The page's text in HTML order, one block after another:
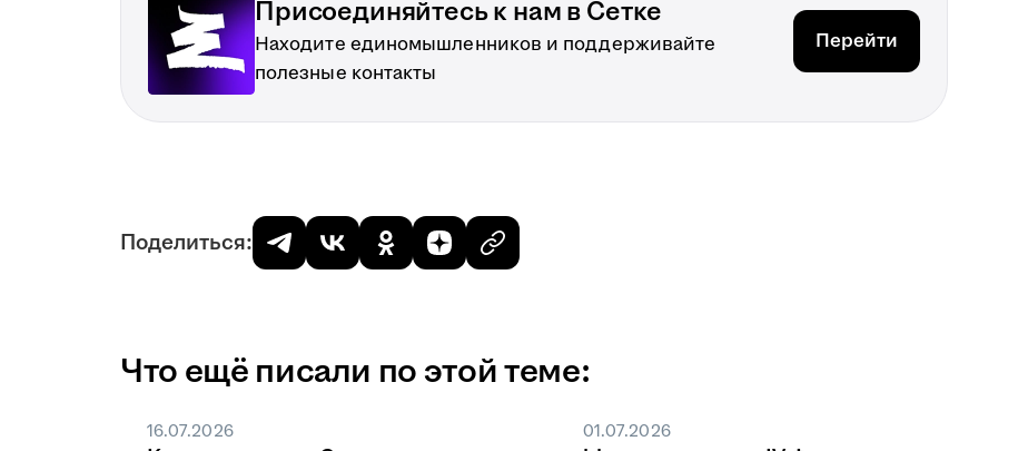
Присоединяйтесь к нам в Сетке
Находите единомышленников и поддерживайте
полезные контакты
Перейти
Поделиться:
Что ещё писали по этой теме:
16.07.2026 01.07.2026